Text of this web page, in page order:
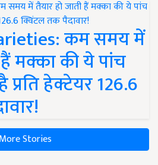
कम समय में
मक्का की ये पांच
हेक्टेयर 126.6
More Stories